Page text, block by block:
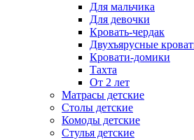
Для мальчика
Для девочки
Кровать-чердак
Двухъярусные
Кровати-домики
Тахта
От 2 лет
Матрасы детские
Столы детские
Комоды детские
Стулья детские